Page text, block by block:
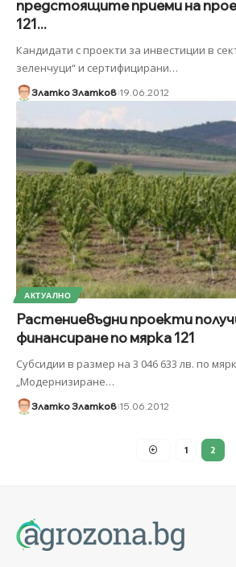
предстоящите приеми на
121...
Кандидати с проекти за инвестиции в
зеленчуци“ и сертифицирани…
Златко Златков 19.06.2012
АКТУАЛНО
Растениевъдни проекти
финансиране по мярка 121
Субсидии в размер на 3 046 633 лв. по
„Модернизиране…
Златко Златков 15.06.2012
1 2